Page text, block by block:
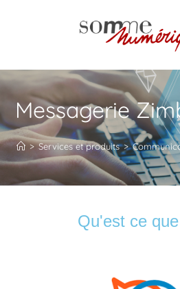
Messagerie
> Services et produits >
Qu'est ce